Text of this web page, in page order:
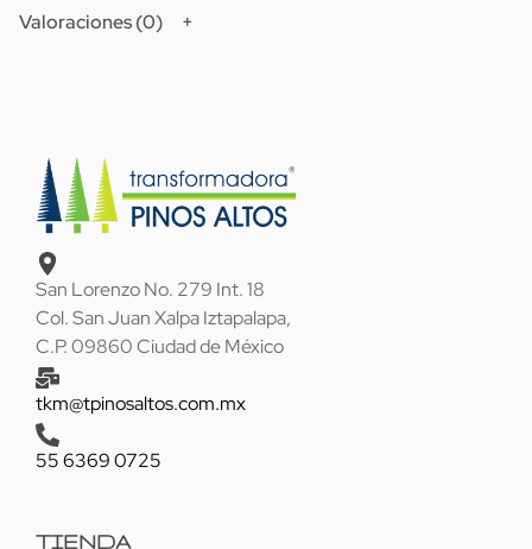
Valoraciones (0)
San Lorenzo No. 279 Int. 18
Col. San Juan Xalpa Iztapalapa,
C.P. 09860 Ciudad de México
tkm@tpinosaltos.com.mx
55 6369 0725
TIENDA